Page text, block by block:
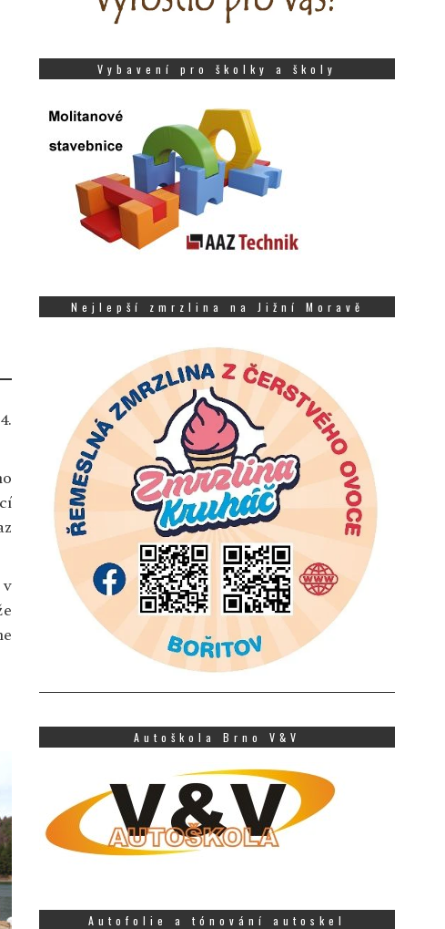
Vybavení pro školky a školy
Nejlepší zmrzlina na Jižní Moravě
Autoškola Brno V&V
Autofolie a tónování autoskel